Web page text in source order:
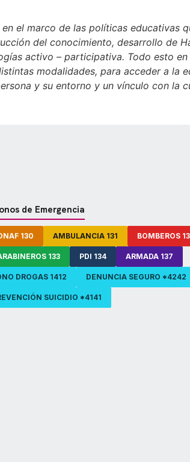
el marco de las políticas educativas
del conocimiento, desarrollo de
activo – participativa. Todo esto
modalidades, para acceder a la
y su entorno y un vínculo con la
de Emergencia
130 AMBULANCIA 131 BOMBEROS
133 PDI 134 ARMADA 137
DROGAS 1412 DENUNCIA SEGURO *4242
SUICIDIO *4141